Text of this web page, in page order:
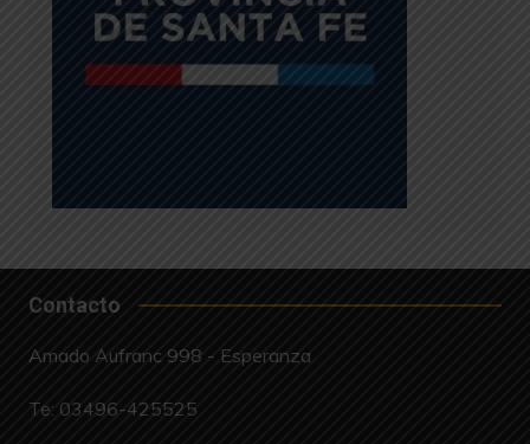
Contacto
Amado Aufranc 998 - Esperanza
Te: 03496-425525